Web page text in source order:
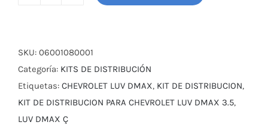
CHEVROLET
LUV
DMAX
3.5
2005
SKU: 06001080001
Categoría: KITS DE DISTRIBUCIÓN
Etiquetas: CHEVROLET LUV DMAX, KIT DE DISTRIBUCION,
KIT DE DISTRIBUCION PARA CHEVROLET LUV DMAX 3.5,
LUV DMAX Ç